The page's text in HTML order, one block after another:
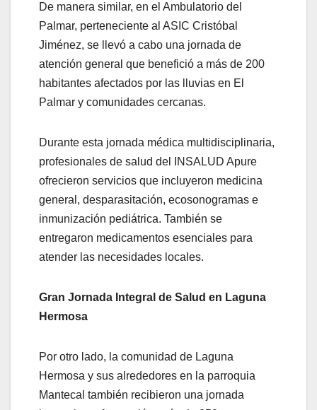
De manera similar, en el Ambulatorio del
Palmar, perteneciente al ASIC Cristóbal
Jiménez, se llevó a cabo una jornada de
atención general que benefició a más de 200
habitantes afectados por las lluvias en El
Palmar y comunidades cercanas.
Durante esta jornada médica multidisciplinaria,
profesionales de salud del INSALUD Apure
ofrecieron servicios que incluyeron medicina
general, desparasitación, ecosonogramas e
inmunización pediátrica. También se
entregaron medicamentos esenciales para
atender las necesidades locales.
Gran Jornada Integral de Salud en Laguna
Hermosa
Por otro lado, la comunidad de Laguna
Hermosa y sus alrededores en la parroquia
Mantecal también recibieron una jornada